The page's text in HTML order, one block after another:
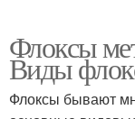
Флоксы
Виды
Флоксы бывают